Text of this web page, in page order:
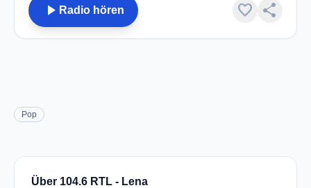
play_arrow Radio hören favorite share
Pop
Über 104.6 RTL - Lena